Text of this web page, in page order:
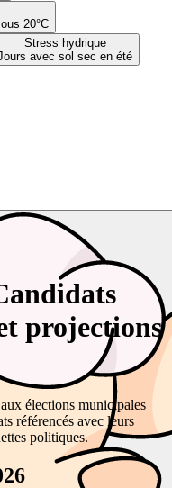
20°C
Stress hydrique
avec sol sec en été
projections
élections municipales
référencés avec leurs
politiques.